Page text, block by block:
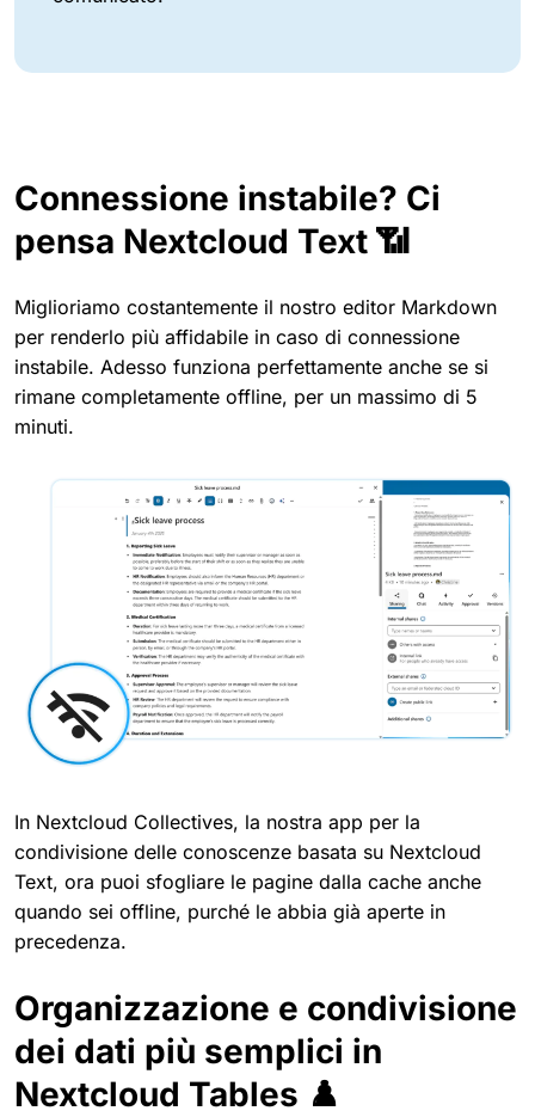
Connessione instabile? Ci
pensa Nextcloud Text 📶
Miglioriamo costantemente il nostro editor Markdown
per renderlo più affidabile in caso di connessione
instabile. Adesso funziona perfettamente anche se si
rimane completamente offline, per un massimo di 5
minuti.
In Nextcloud Collectives, la nostra app per la
condivisione delle conoscenze basata su Nextcloud
Text, ora puoi sfogliare le pagine dalla cache anche
quando sei offline, purché le abbia già aperte in
precedenza.
Organizzazione e condivisione
dei dati più semplici in
Nextcloud Tables ♟️